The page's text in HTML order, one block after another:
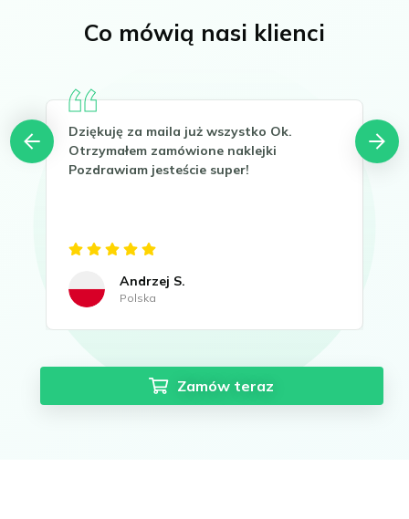
Co mówią nasi klienci
Dziękuję za maila już wszystko Ok.
Otrzymałem zamówione naklejki
Pozdrawiam jesteście super!
Andrzej S.
Polska
Zamów teraz